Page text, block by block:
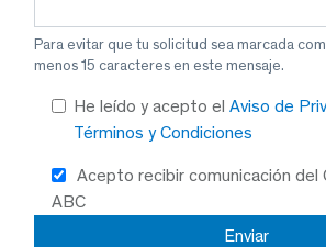
Para evitar que tu solicitud sea marcada
menos 15 caracteres en este mensaje.
He leído y acepto el Aviso de
Términos y Condiciones
Acepto recibir comunicación del
ABC